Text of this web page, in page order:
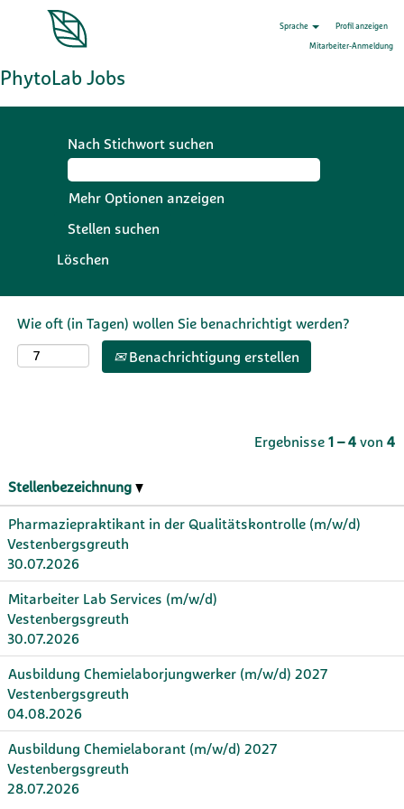
Sprache
Profil anzeigen
Mitarbeiter-Anmeldung
PhytoLab Jobs
Nach Stichwort suchen
Mehr Optionen anzeigen
Löschen
Wie oft (in Tagen) wollen Sie benachrichtigt werden?
Benachrichtigung erstellen
Ergebnisse 1 – 4 von 4
Stellenbezeichnung
Pharmaziepraktikant in der Qualitätskontrolle (m/w/d)
Vestenbergsgreuth
30.07.2026
Mitarbeiter Lab Services (m/w/d)
Vestenbergsgreuth
30.07.2026
Ausbildung Chemielaborjungwerker (m/w/d) 2027
Vestenbergsgreuth
04.08.2026
Ausbildung Chemielaborant (m/w/d) 2027
Vestenbergsgreuth
28.07.2026